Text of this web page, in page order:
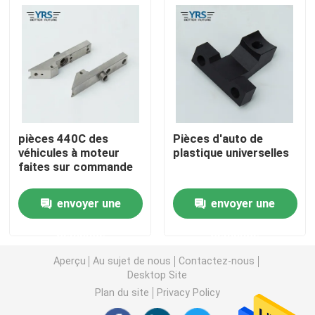
Pièces usinées en métal
Machine servo de presse
pièces de moule de précision
La commande numérique par ordinateur tournent les
Pièces tournées par précision
Pièces en plastique de moule
pièces 440C des
véhicules à moteur
faites sur commande
envoyer une
Pièces d'auto de
plastique universelles
envoyer une
Aperçu Au sujet de nous
Contactez-nous
Desktop Site
Plan du site
Privacy Policy